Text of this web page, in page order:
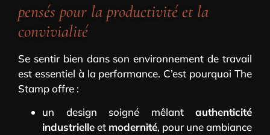
pensés pour la productivité et la
convivialité
Se sentir bien dans son environnement de travail
est essentiel à la performance. C’est pourquoi The
Stamp offre :
un design soigné mêlant authenticité
industrielleet modernité, pour une ambiance